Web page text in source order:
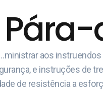
aos
e instruções de
de resistência a